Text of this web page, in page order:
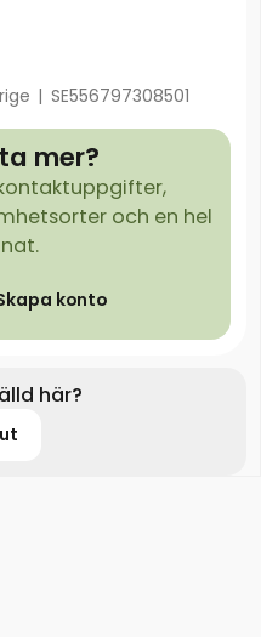
| SE556797308501
mer?
och en hel
konto
här?